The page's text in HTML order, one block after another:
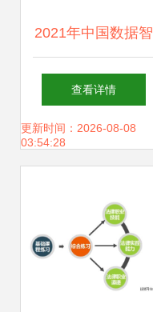
2021年中国数据智
能产业报告 聚焦教
育软件的研究与开
查看详情
更新时间：2026-08-08
03:54:28